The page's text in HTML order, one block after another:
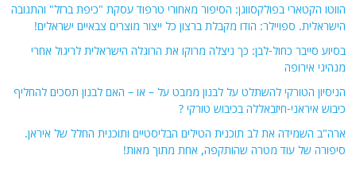
הווטו הקטארי בפולקסווגן: הסיפור מאחורי טרפוד עסקת "כיפת ברזל" והתגובה
הישראלית. ספויילר: הודו מקבלת ברצון כל ייצור מוצרים צבאיים ישראלים!
בסיוע סייבר כחול-לבן: כך ניצלה מרוקו את הרוגלה הישראלית לריגול אחרי
מנהיגי אירופה
הניסיון הטורקי להשתלט על לבנון ממבט על – או – האם לבנון תסכים להחליף
כיבוש איראני-חיזבאללה בכיבוש טורקי ?
ארה"ב השמידה את לב תוכנית הטילים הבליסטיים ותוכנית החלל של איראן.
סיפורה של עוד מטרה שהותקפה, אחת מתוך מאות!